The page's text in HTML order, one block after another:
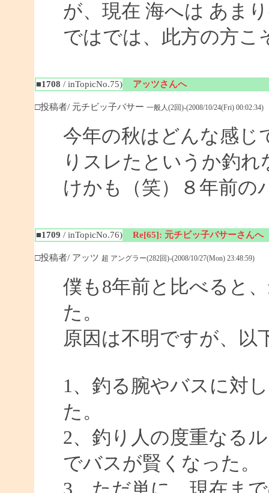
が、現在 海へは あま
ではでは、此方の方こ
■1708 / inTopicNo.75) アッツさんへ
□投稿者/ 元チビッ子バサー 一般人(2回)-(2008/10/24(Fri) 00:02:34)
今年の秋はどんな感じ
りスレたというか釣
けかも（笑）８年前
■1709 / inTopicNo.76) Re[65]: 元チビッ子バサーさんへ
□投稿者/ アッツ 超 アングラー(282回)-(2008/10/27(Mon) 23:48:59)
僕も8年前と比べると
た。
原因は不明ですが、以
1、釣る腕やバスに対
た。
2、釣り人の度重なる
でバスが賢くなった。